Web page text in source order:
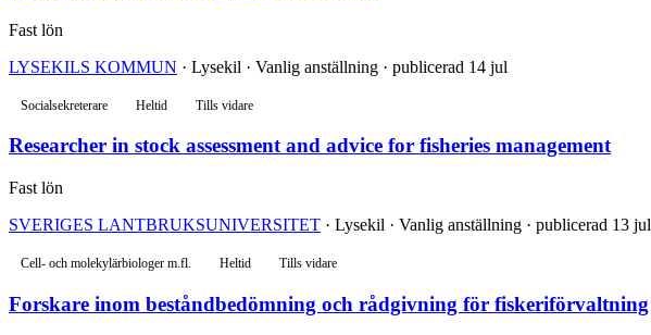
Fast lön
LYSEKILS KOMMUN · Lysekil · Vanlig anställning · publicerad 14 jul
Socialsekreterare Heltid Tills vidare
Researcher in stock assessment and advice for fisheries management
Fast lön
SVERIGES LANTBRUKSUNIVERSITET · Lysekil · Vanlig anställning · publicerad 13 jul
Cell- och molekylärbiologer m.fl. Heltid Tills vidare
Forskare inom beståndbedömning och rådgivning för fiskeriförvaltning